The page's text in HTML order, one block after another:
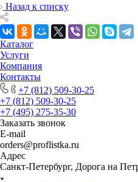
Назад к списку
Каталог
Услуги
Компания
Контакты
+7 (812) 509-30-25
+7 (812) 509-30-25
+7 (495) 275-35-30
Заказать звонок
E-mail
orders@proflistka.ru
Адрес
Санкт-Петербург, Дорога на